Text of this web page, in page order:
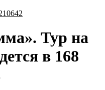
Тур на
в 168